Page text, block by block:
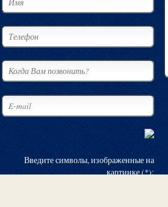
Введите символы, изображенные на
картинке (*):